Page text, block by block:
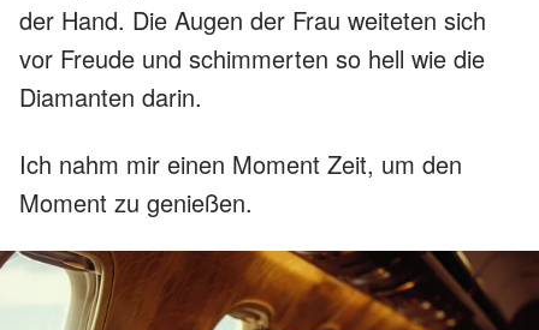
der Hand. Die Augen der Frau weiteten sich
vor Freude und schimmerten so hell wie die
Diamanten darin.
Ich nahm mir einen Moment Zeit, um den
Moment zu genießen.